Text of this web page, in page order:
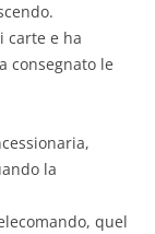
carte e ha
consegnato le
la
quel